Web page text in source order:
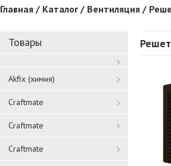
Вы здесь
Главная / Каталог / Вентиляция /
Товары
Akfix (химия)
Craftmate
Craftmate
Craftmate